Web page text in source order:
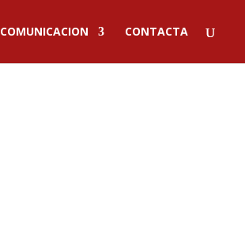
COMUNICACION CONTACTA